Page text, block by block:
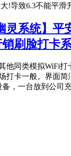
!导致6.3不能平滑
灵系统】
刷脸打卡系
他同类模拟WiFi
打卡一般。界面简
，一台放到公司